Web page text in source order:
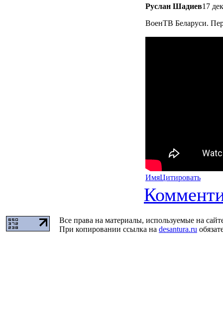
Руслан Шадиев17
ВоенТВ Беларуси.
ИмяЦитировать
Все права на материалы, используемые на
При копировании ссылка на desantura.ru